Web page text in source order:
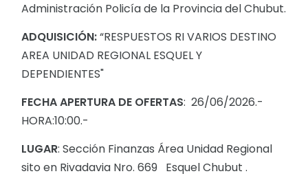
Administración Policía de la Provincia del Chubut.
ADQUISICIÓN:“RESPUESTOS RI VARIOS DESTINO
AREA UNIDAD REGIONAL ESQUEL Y
DEPENDIENTES"
FECHA APERTURA DE OFERTAS: 26/06/2026.-
HORA:10:00.-
LUGAR: Sección Finanzas Área Unidad Regional
sito en Rivadavia Nro. 669 Esquel Chubut .